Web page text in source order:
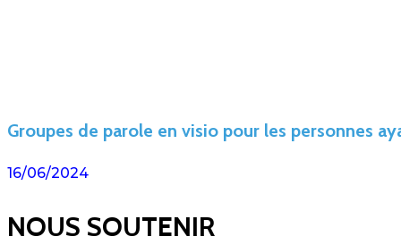
Groupes de parole en visio pour les personnes
16/06/2024
NOUS SOUTENIR